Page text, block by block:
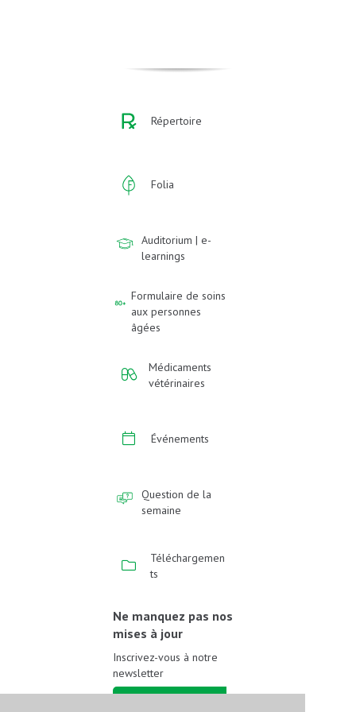
Répertoire
Folia
Auditorium | e-
learnings
Formulaire de soins
aux personnes
âgées
Médicaments
vétérinaires
Événements
Question de la
semaine
Téléchargemen
ts
Ne manquez pas nos
mises à jour
Inscrivez-vous à notre
newsletter